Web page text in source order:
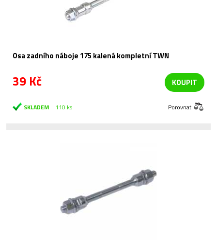
Osa zadního náboje 175 kalená kompletní TWN
39 Kč KOUPIT
SKLADEM 110 ks Porovnat